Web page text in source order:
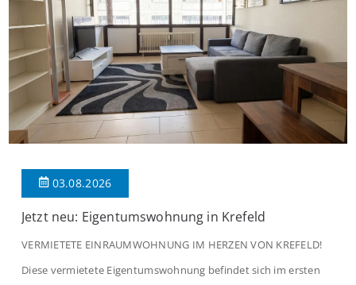
03.08.2026
Jetzt neu: Eigentumswohnung in Krefeld
VERMIETETE EINRAUMWOHNUNG IM HERZEN VON KREFELD!
Diese vermietete Eigentumswohnung befindet sich im ersten